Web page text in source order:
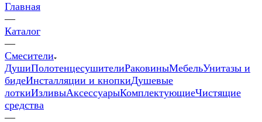
Главная
—
Каталог
—
Смесители
ДушиПолотенцесушителиРаковиныМебельУнитазы и
бидеИнсталляции и кнопкиДушевые
лоткиИзливыАксессуарыКомплектующиеЧистящие
средства
—